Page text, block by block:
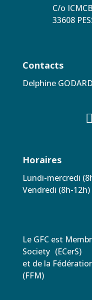
C/o
33608
Contacts
Delphine GODARD
Horaires
Lundi-mercredi
Vendredi (8h-12h)
Le GFC est
Society (ECerS)
et de la
(FFM)